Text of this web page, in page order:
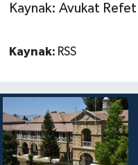
Kaynak: Avukat Refet
Kaynak: RSS